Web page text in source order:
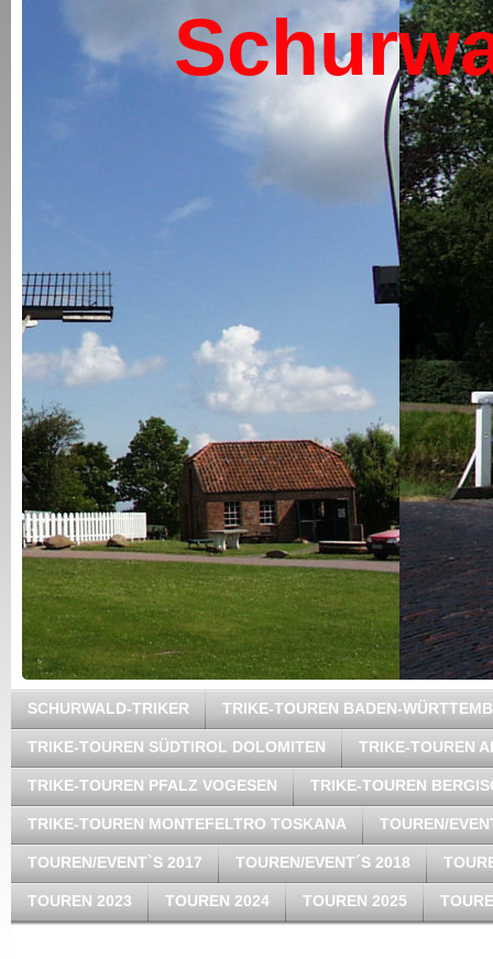
SCHURWALD-TRIKER TRIKE-TOUREN BADEN-
TRIKE-TOUREN SÜDTIROL DOLOMITEN TRIKE-TOUREN
TRIKE-TOUREN PFALZ VOGESEN TRIKE-TOUREN
TRIKE-TOUREN MONTEFELTRO TOSKANA TOUREN/
TOUREN/EVENT`S 2017 TOUREN/EVENT´S 2018
TOUREN 2023 TOUREN 2024 TOUREN 2025